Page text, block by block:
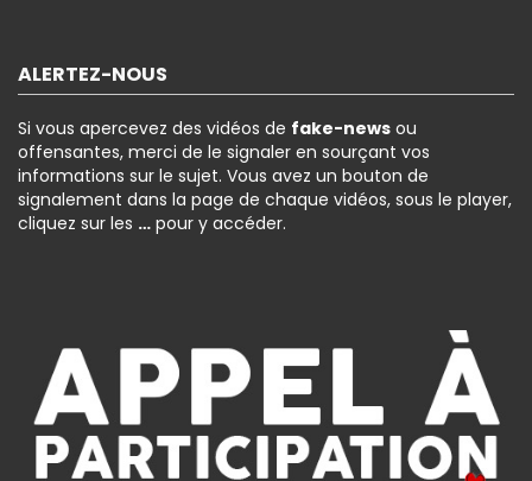
ALERTEZ-NOUS
Si vous apercevez des vidéos de fake-news ou
offensantes, merci de le signaler en sourçant vos
informations sur le sujet. Vous avez un bouton de
signalement dans la page de chaque vidéos, sous le player,
cliquez sur les … pour y accéder.